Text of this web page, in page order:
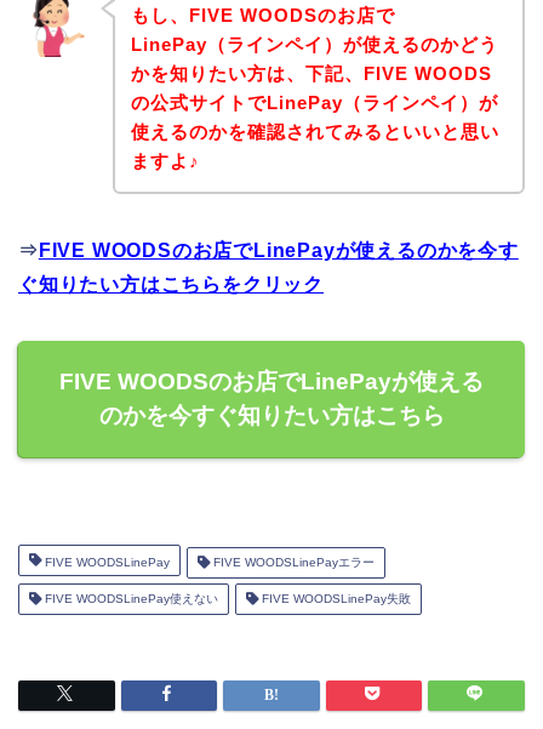
もし、FIVE WOODSのお店で
LinePay（ラインペイ）が使えるのかどう
かを知りたい方は、下記、FIVE WOODS
の公式サイトでLinePay（ラインペイ）が
使えるのかを確認されてみるといいと思い
ますよ♪
⇒ FIVE WOODSのお店でLinePayが使えるのかを今す
ぐ知りたい方はこちらをクリック
FIVE WOODSのお店でLinePayが使える
のかを今すぐ知りたい方はこちら
FIVE WOODSLinePay FIVE WOODSLinePayエラー
FIVE WOODSLinePay使えない FIVE WOODSLinePay失敗